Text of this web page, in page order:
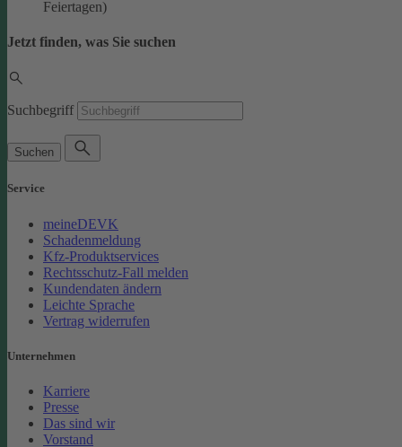
Feiertagen)
Jetzt finden, was Sie suchen
Suchbegriff
Suchen
Service
meineDEVK
Schadenmeldung
Kfz-Produktservices
Rechtsschutz-Fall melden
Kundendaten ändern
Leichte Sprache
Vertrag widerrufen
Unternehmen
Karriere
Presse
Das sind wir
Vorstand